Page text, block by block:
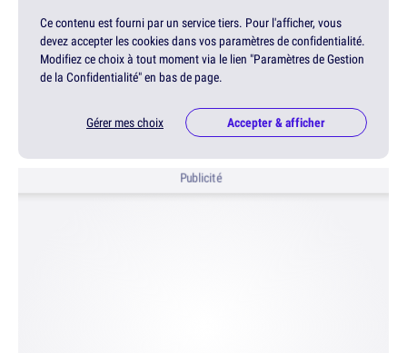
Ce contenu est fourni par un service tiers. Pour l'afficher, vous
devez accepter les cookies dans vos paramètres de confidentialité.
Modifiez ce choix à tout moment via le lien "Paramètres de Gestion
de la Confidentialité" en bas de page.
Gérer mes choix Accepter & afficher
Publicité